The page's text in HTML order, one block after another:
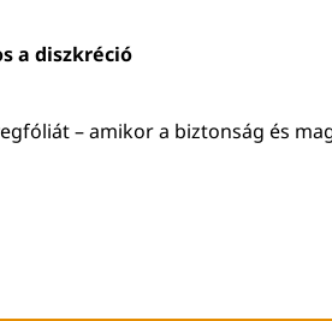
a diszkréció
– amikor a biztonság és